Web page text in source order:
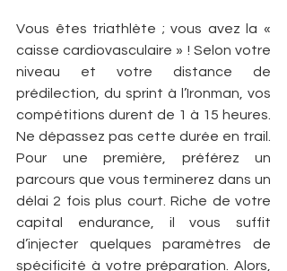
Vous êtes triathlète ; vous avez la «
caisse cardiovasculaire » ! Selon votre
niveau et votre distance de
prédilection, du sprint à l’Ironman, vos
compétitions durent de 1 à 15 heures.
Ne dépassez pas cette durée en trail.
Pour une première, préférez un
parcours que vous terminerez dans un
délai 2 fois plus court. Riche de votre
capital endurance, il vous suffit
d’injecter quelques paramètres de
spécificité à votre préparation. Alors,